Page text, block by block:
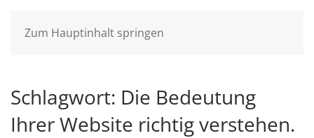
Zum Hauptinhalt springen
Schlagwort: Die Bedeutung
Ihrer Website richtig verstehen.